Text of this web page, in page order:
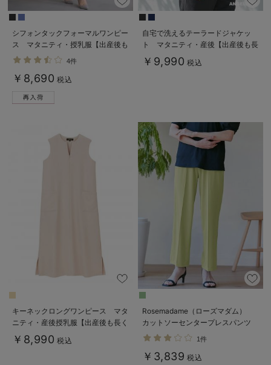
シフォンタックフォーマルワンピー
ス マタニティ・授乳服【出産後も
長く使える】
4件
￥8,690 税込
自宅で洗えるテーラードジャケッ
ト マタニティ・産後【出産後も長
く使える】
￥9,990 税込
キーネックロングワンピース マタ
ニティ・産後授乳服【出産後も長く
使える】
￥8,990 税込
Rosemadame（ローズマダム）
カットソーセンタープレスパンツ
マタニティ・産後
1件
￥3,839 税込